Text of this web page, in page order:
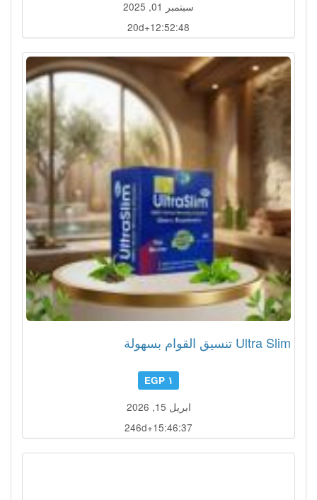
سبتمبر 01, 2025
20d+12:52:45
Ultra Slim تنسيق القوام بسهولة
١ EGP
ابريل 15, 2026
246d+15:46:34